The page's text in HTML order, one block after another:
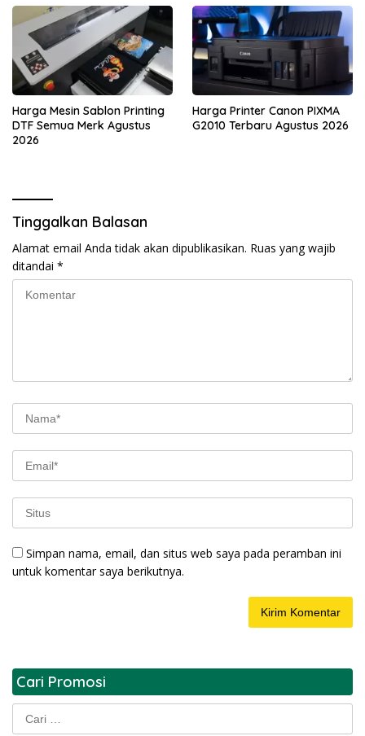
Harga Mesin Sablon Printing
DTF Semua Merk Agustus
2026
Harga Printer Canon PIXMA
G2010 Terbaru Agustus 2026
Tinggalkan Balasan
Alamat email Anda tidak akan dipublikasikan. Ruas yang wajib
ditandai *
Simpan nama, email, dan situs web saya pada peramban ini
untuk komentar saya berikutnya.
Cari Promosi
Cari
untuk: